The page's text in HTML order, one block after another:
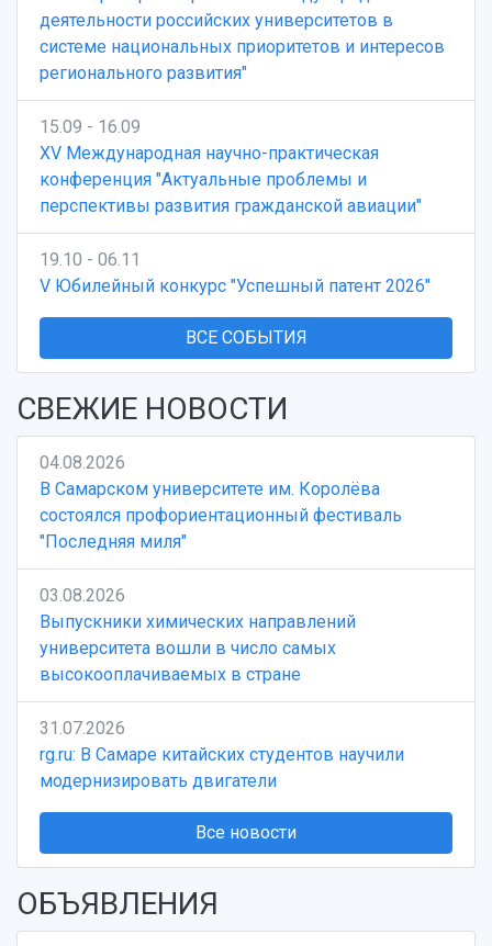
деятельности российских университетов в
системе национальных приоритетов и интересов
регионального развития"
15.09 - 16.09
XV Международная научно-практическая
конференция "Актуальные проблемы и
перспективы развития гражданской авиации"
19.10 - 06.11
V Юбилейный конкурс "Успешный патент 2026"
ВСЕ СОБЫТИЯ
СВЕЖИЕ НОВОСТИ
04.08.2026
В Самарском университете им. Королёва
состоялся профориентационный фестиваль
"Последняя миля"
03.08.2026
Выпускники химических направлений
университета вошли в число самых
высокооплачиваемых в стране
31.07.2026
rg.ru: В Самаре китайских студентов научили
модернизировать двигатели
Все новости
ОБЪЯВЛЕНИЯ